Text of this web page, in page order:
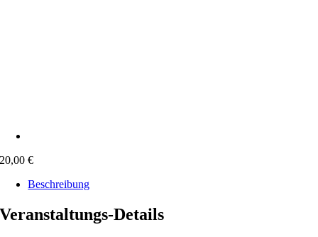
20,00€
Beschreibung
Veranstaltungs-Details